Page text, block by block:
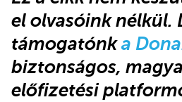
el olvasóink nélkül.
támogatónka
biztonságos,
előfizetési